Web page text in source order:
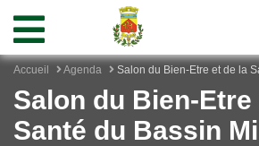
Accueil Agenda Salon du Bien-Etre et de la
Salon du Bien-Etre
Santé du Bassin